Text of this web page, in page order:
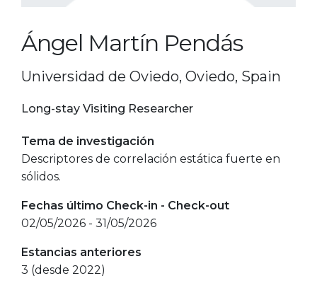
Ángel Martín Pendás
Universidad de Oviedo, Oviedo, Spain
Long-stay Visiting Researcher
Tema de investigación
Descriptores de correlación estática fuerte en
sólidos.
Fechas último Check-in - Check-out
02/05/2026 - 31/05/2026
Estancias anteriores
3 (desde 2022)